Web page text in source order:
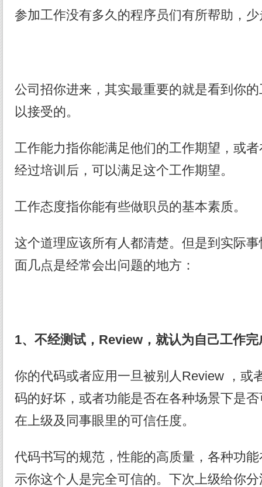
参加工作没有多久的程序员们有所帮助，
公司招你进来，其实最重要的就是看到你
以接受的。
工作能力指你能满足他们的工作期望，或
经过培训后，可以满足这个工作期望。
工作态度指你能有些做职员的基本素质。
这个道理应该所有人都清楚。但是到实际
面几点是经常会出问题的地方：
1、不经测试，Review，就认为自己工作完
你的代码或者应用一旦被别人Review ，或
码的好坏，或者功能是否在各种场景下是
在上级及同事眼里的可信任度。
代码书写的规范，性能的高质量，各种功
示你这个人是完全可信的。下次上级给你